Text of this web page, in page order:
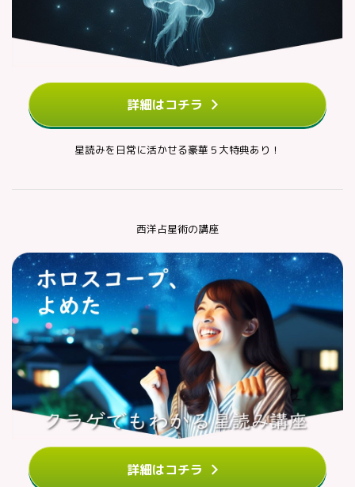
詳細はコチラ
星読みを日常に活かせる豪華５大特典あり！
西洋占星術の講座
詳細はコチラ